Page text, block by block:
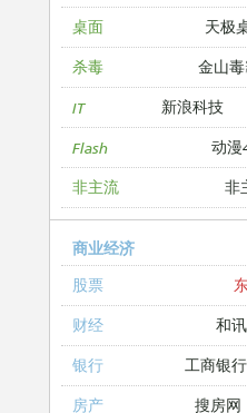
桌面 天极
杀毒 金山
IT 新浪科技
Flash 动漫
非主流 非
商业经济
股票
财经 和
银行 工商银行
房产 搜房网